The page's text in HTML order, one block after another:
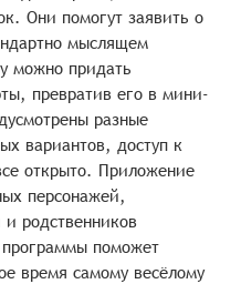
Они помогут заявить о
мыслящем
можно придать
превратив его в мини-
разные
вариантов, доступ к
открыто. Приложение
персонажей,
родственников
программы поможет
время самому весёлому